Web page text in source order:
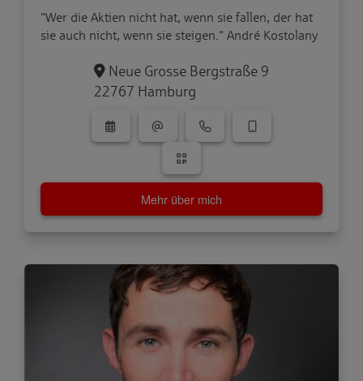
"Wer die Aktien nicht hat, wenn sie fallen, der hat
sie auch nicht, wenn sie steigen." André Kostolany
Neue Grosse Bergstraße 9
22767 Hamburg
Mehr über mich